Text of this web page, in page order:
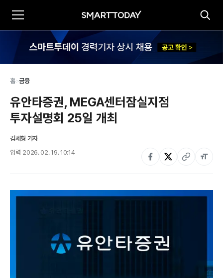
홈>금융
유안타증권, MEGA센터잠실지점
투자설명회 25일 개최
김세형 기자
입력 2026. 02. 19. 10:14